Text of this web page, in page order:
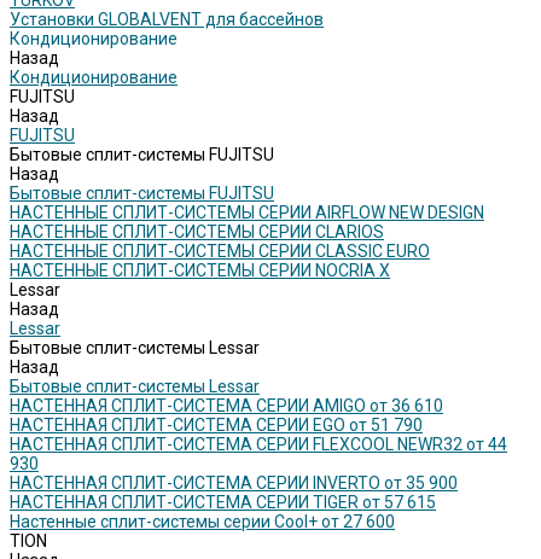
Установки GLOBALVENT для бассейнов
Кондиционирование
Назад
Кондиционирование
FUJITSU
Назад
FUJITSU
Бытовые сплит-системы FUJITSU
Назад
Бытовые сплит-системы FUJITSU
НАСТЕННЫЕ СПЛИТ-СИСТЕМЫ СЕРИИ AIRFLOW NEW DESIGN
НАСТЕННЫЕ СПЛИТ-СИСТЕМЫ СЕРИИ CLARIOS
НАСТЕННЫЕ СПЛИТ-СИСТЕМЫ СЕРИИ CLASSIC EURO
НАСТЕННЫЕ СПЛИТ-СИСТЕМЫ СЕРИИ NOCRIA X
Lessar
Назад
Lessar
Бытовые сплит-системы Lessar
Назад
Бытовые сплит-системы Lessar
НАСТЕННАЯ СПЛИТ-СИСТЕМА СЕРИИ AMIGO от 36 610
НАСТЕННАЯ СПЛИТ-СИСТЕМА СЕРИИ EGO от 51 790
НАСТЕННАЯ СПЛИТ-СИСТЕМА СЕРИИ FLEXCOOL NEWR32 от 44
930
НАСТЕННАЯ СПЛИТ-СИСТЕМА СЕРИИ INVERTO от 35 900
НАСТЕННАЯ СПЛИТ-СИСТЕМА СЕРИИ TIGER от 57 615
Настенные сплит-системы серии Cool+ от 27 600
TION